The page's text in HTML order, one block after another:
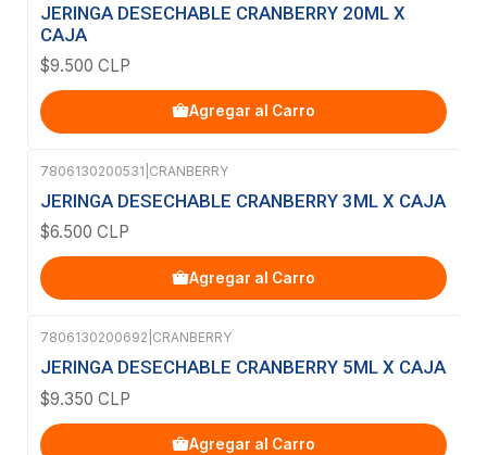
JERINGA DESECHABLE CRANBERRY 20ML X
CAJA
$9.500 CLP
Agregar al Carro
7806130200531 CRANBERRY
JERINGA DESECHABLE CRANBERRY 3ML X CAJA
$6.500 CLP
Agregar al Carro
7806130200692 CRANBERRY
JERINGA DESECHABLE CRANBERRY 5ML X CAJA
$9.350 CLP
Agregar al Carro